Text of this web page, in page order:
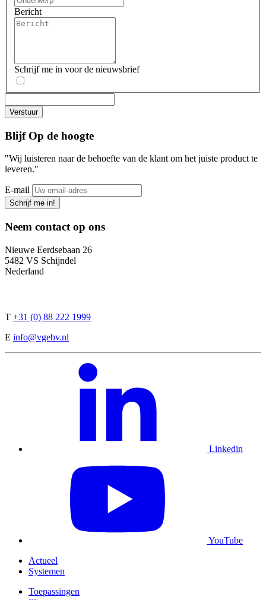
Bericht
Schrijf me in voor de nieuwsbrief
BlijfOp de hoogte
"Wij luisteren naar de behoefte van de klant om het juiste product te
leveren."
E-mail
Schrijf me in!
Neem contact op ons
Nieuwe Eerdsebaan 26
5482 VS Schijndel
Nederland
T +31 (0) 88 222 1999
E info@vgebv.nl
Linkedin
YouTube
Actueel
Systemen
Toepassingen